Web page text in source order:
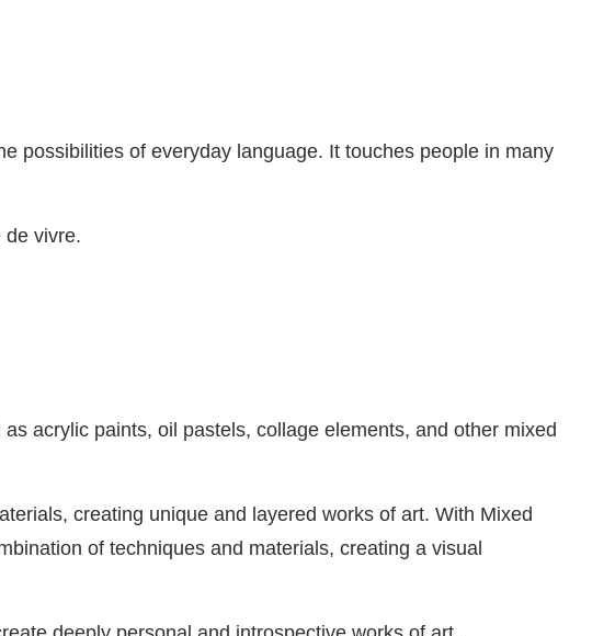
possibilities of everyday language. It touches people in many
de vivre.
acrylic paints, oil pastels, collage elements, and other mixed
creating unique and layered works of art. With Mixed
of techniques and materials, creating a visual